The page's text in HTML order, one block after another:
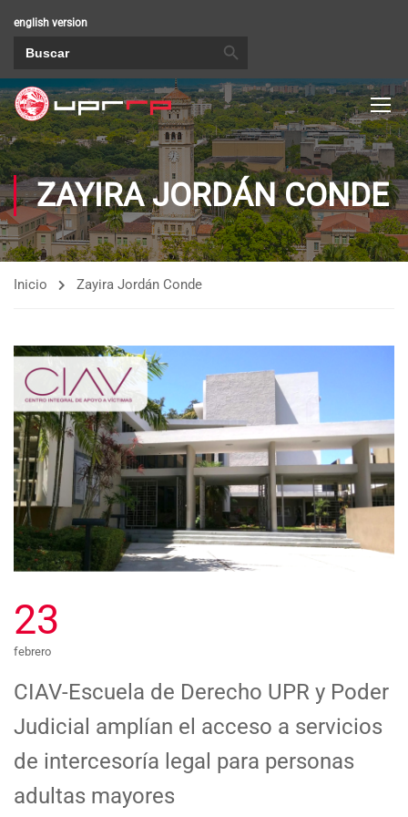
english version
ZAYIRA JORDÁN CONDE
Inicio Zayira Jordán Conde
23
febrero
CIAV-Escuela de Derecho UPR y Poder
Judicial amplían el acceso a servicios
de intercesoría legal para personas
adultas mayores